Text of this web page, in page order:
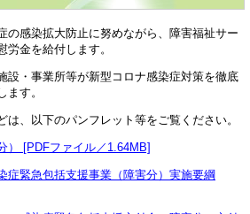
感染拡大防止に努めながら、障害福祉サー
労金を給付します。
・事業所等が新型コロナ感染症対策を徹底
す。
、以下のパンフレット等をご覧ください。
） [PDFファイル／1.64MB]
症緊急包括支援事業（障害分）実施要綱